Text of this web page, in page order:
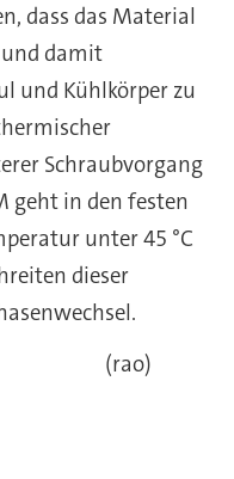
dass das Material
und damit
und Kühlkörper zu
Schraubvorgang
geht in den festen
unter 45 °C
dieser
(rao)